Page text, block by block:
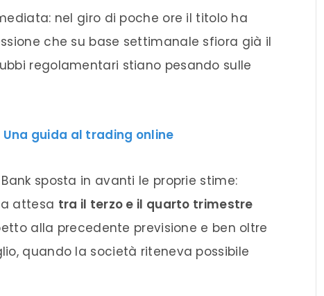
nel giro di poche ore il titolo ha
che su base settimanale sfiora già il
regolamentari stiano pesando sulle
guida al trading online
sposta in avanti le proprie stime:
attesa tra il terzo e il quarto trimestre
alla precedente previsione e ben oltre
quando la società riteneva possibile